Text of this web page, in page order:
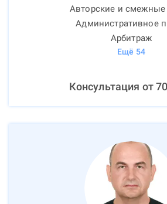
Авторские и смежные
Административное
Арбитраж
Ещё 54
Консультация от